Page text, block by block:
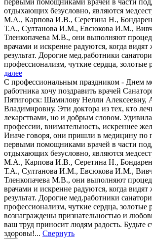
первыми помощниками врачей в части
отдыхающих безусловно, являются
М.А., Карпова И.В., Серетина Н.,
Т.А., Султанова И.М., Евсюкова И.М.,
Тленкопачева М.В., они выполняют
врачами и искренне радуются, когда
результат. Дорогие мед.работники
профессионализм, чуткие сердца, золотые
далее
С профессиональным праздником - Днем
работника хочу поздравить врачей
Пятигорск: Шамилову Нелли Алексеевну,
Владимировну. Эти доктора из тех, кто
лекарствами, но и добрым словом. Удивила
профессии, внимательность, искреннее
Иначе говоря, они пришли в медицину по
первыми помощниками врачей в части
отдыхающих безусловно, являются
М.А., Карпова И.В., Серетина Н.,
Т.А., Султанова И.М., Евсюкова И.М.,
Тленкопачева М.В., они выполняют
врачами и искренне радуются, когда
результат. Дорогие мед.работники
профессионализм, чуткие сердца, золотые
вознаграждены признательностью и
ваш труд приносит людям радость. Будьте
здоровы!... Свернуть